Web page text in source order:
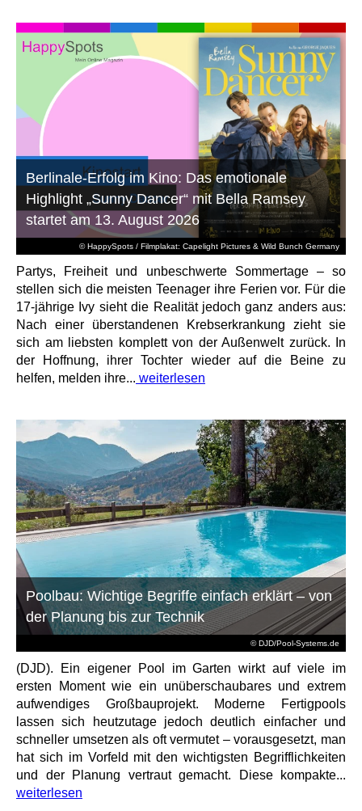
© HappySpots / Filmplakat: Capelight Pictures & Wild Bunch Germany
Berlinale-Erfolg im Kino: Das emotionale
Highlight „Sunny Dancer“ mit Bella Ramsey
startet am 13. August 2026
Partys, Freiheit und unbeschwerte Sommertage – so
stellen sich die meisten Teenager ihre Ferien vor. Für die
17-jährige Ivy sieht die Realität jedoch ganz anders aus:
Nach einer überstandenen Krebserkrankung zieht sie
sich am liebsten komplett von der Außenwelt zurück. In
der Hoffnung, ihrer Tochter wieder auf die Beine zu
helfen, melden ihre... weiterlesen
© DJD/Pool-Systems.de
Poolbau: Wichtige Begriffe einfach erklärt – von
der Planung bis zur Technik
(DJD). Ein eigener Pool im Garten wirkt auf viele im
ersten Moment wie ein unüberschaubares und extrem
aufwendiges Großbauprojekt. Moderne Fertigpools
lassen sich heutzutage jedoch deutlich einfacher und
schneller umsetzen als oft vermutet – vorausgesetzt, man
hat sich im Vorfeld mit den wichtigsten Begrifflichkeiten
und der Planung vertraut gemacht. Diese kompakte...
weiterlesen